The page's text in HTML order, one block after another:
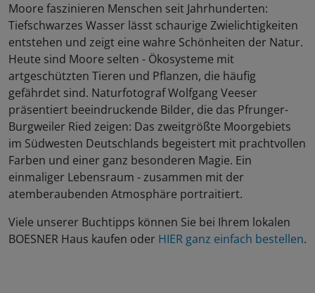
Moore faszinieren Menschen seit Jahrhunderten:
Tiefschwarzes Wasser lässt schaurige Zwielichtigkeiten
entstehen und zeigt eine wahre Schönheiten der Natur.
Heute sind Moore selten - Ökosysteme mit
artgeschützten Tieren und Pflanzen, die häufig
gefährdet sind. Naturfotograf Wolfgang Veeser
präsentiert beeindruckende Bilder, die das Pfrunger-
Burgweiler Ried zeigen: Das zweitgrößte Moorgebiets
im Südwesten Deutschlands begeistert mit prachtvollen
Farben und einer ganz besonderen Magie. Ein
einmaliger Lebensraum - zusammen mit der
atemberaubenden Atmosphäre portraitiert.
Viele unserer Buchtipps können Sie bei Ihrem lokalen
BOESNER Haus kaufen oder HIER ganz einfach bestellen.